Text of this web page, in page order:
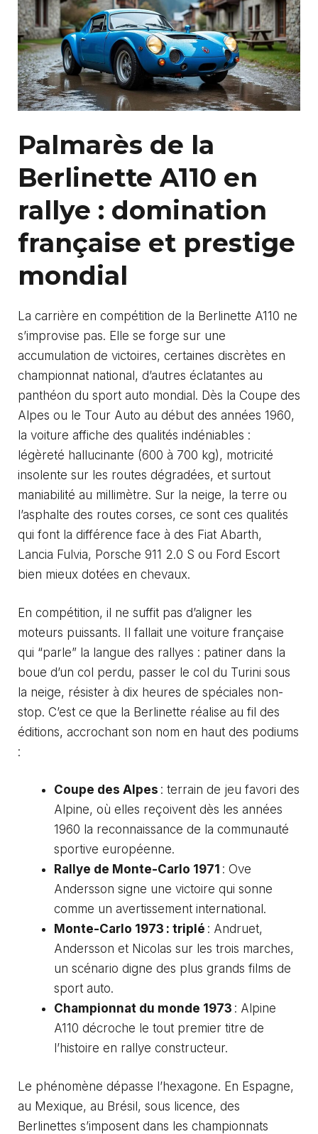
Palmarès de la
Berlinette A110 en
rallye : domination
française et prestige
mondial
La carrière en compétition de la Berlinette A110 ne
s’improvise pas. Elle se forge sur une
accumulation de victoires, certaines discrètes en
championnat national, d’autres éclatantes au
panthéon du sport auto mondial. Dès la Coupe des
Alpes ou le Tour Auto au début des années 1960,
la voiture affiche des qualités indéniables :
légèreté hallucinante (600 à 700 kg), motricité
insolente sur les routes dégradées, et surtout
maniabilité au millimètre. Sur la neige, la terre ou
l’asphalte des routes corses, ce sont ces qualités
qui font la différence face à des Fiat Abarth,
Lancia Fulvia, Porsche 911 2.0 S ou Ford Escort
bien mieux dotées en chevaux.
En compétition, il ne suffit pas d’aligner les
moteurs puissants. Il fallait une voiture française
qui “parle” la langue des rallyes : patiner dans la
boue d’un col perdu, passer le col du Turini sous
la neige, résister à dix heures de spéciales non-
stop. C’est ce que la Berlinette réalise au fil des
éditions, accrochant son nom en haut des podiums
:
Coupe des Alpes : terrain de jeu favori des
Alpine, où elles reçoivent dès les années
1960 la reconnaissance de la communauté
sportive européenne.
Rallye de Monte-Carlo 1971 : Ove
Andersson signe une victoire qui sonne
comme un avertissement international.
Monte-Carlo 1973 : triplé : Andruet,
Andersson et Nicolas sur les trois marches,
un scénario digne des plus grands films de
sport auto.
Championnat du monde 1973 : Alpine
A110 décroche le tout premier titre de
l’histoire en rallye constructeur.
Le phénomène dépasse l’hexagone. En Espagne,
au Mexique, au Brésil, sous licence, des
Berlinettes s’imposent dans les championnats